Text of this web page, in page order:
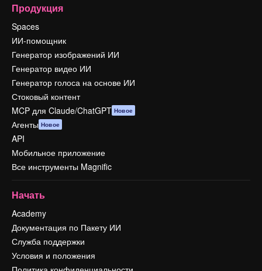
Продукция
Spaces
ИИ-помощник
Генератор изображений ИИ
Генератор видео ИИ
Генератор голоса на основе ИИ
Стоковый контент
MCP для Claude/ChatGPT Новое
Агенты Новое
API
Мобильное приложение
Все инструменты Magnific
Начать
Academy
Документация по Пакету ИИ
Служба поддержки
Условия и положения